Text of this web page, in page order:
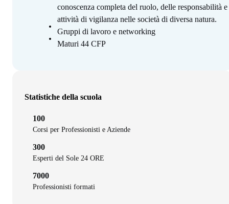
conoscenza completa del ruolo, delle responsabilità
attività di vigilanza nelle società di diversa natura.
Gruppi di lavoro e networking
Maturi 44 CFP
Statistiche della scuola
100
Corsi per Professionisti e Aziende
300
Esperti del Sole 24 ORE
7000
Professionisti formati